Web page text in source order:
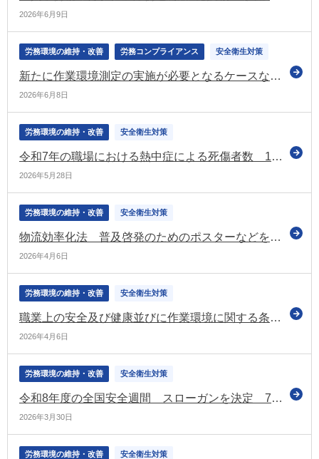
2026年6月9日
労務環境の維持・改善 労務コンプライアンス 安全衛生対策
新たに作業環境測定の実施が必要となるケースなどを定めた安衛則などの厚生労働省関係省令の改正案について意見募集（パブコメ）
2026年6月8日
労務環境の維持・改善 安全衛生対策
令和7年の職場における熱中症による死傷者数 1,803人で過去最多（厚労省）
2026年5月28日
労務環境の維持・改善 安全衛生対策
物流効率化法 普及啓発のためのポスターなどを公表（経産省）
2026年4月6日
労務環境の維持・改善 安全衛生対策
職業上の安全及び健康並びに作業環境に関する条約 令和9年4月に発効へ（外務省）
2026年4月6日
労務環境の維持・改善 安全衛生対策
令和8年度の全国安全週間 スローガンを決定 7月に実施
2026年3月30日
労務環境の維持・改善 安全衛生対策